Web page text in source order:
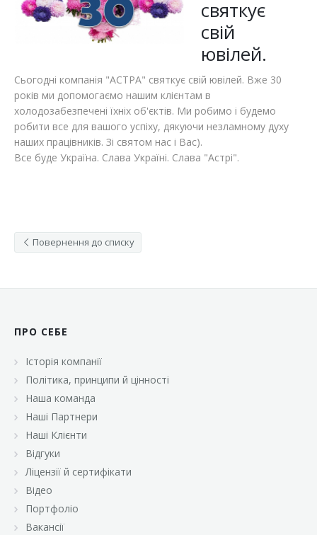
Відгуки
Відео
Вакансії
Автоматизація
Модернізація
святкує
свій
ювілей.
Сьогодні компанія "АСТРА" святкує свій ювілей. Вже 30
років ми допомогаємо нашим клієнтам в
холодозабезпечені їхніх об'єктів. Ми робимо і будемо
робити все для вашого успіху, дякуючи незламному духу
наших працівників. Зі святом нас і Вас).
Все буде Україна. Слава Україні. Слава "Астрі".
Повернення до списку
ПРО СЕБЕ
Історія компанії
Політика, принципи й цінності
Наша команда
Наші Партнери
Наші Клієнти
Відгуки
Ліцензії й сертифікати
Відео
Портфоліо
Вакансії